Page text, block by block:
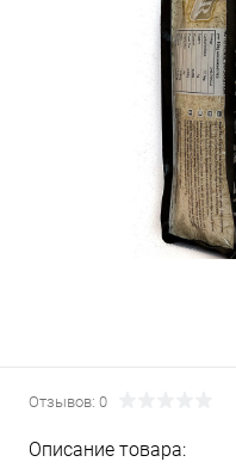
Отзывов: 0
Описание товара: